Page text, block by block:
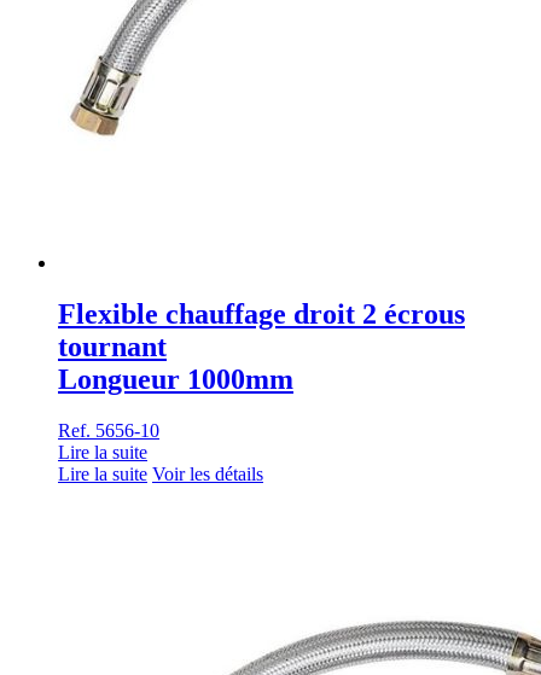
Flexible chauffage droit 2 écrous
tournant
Longueur 1000mm
Ref. 5656-10
Lire la suite
Lire la suite Voir les détails